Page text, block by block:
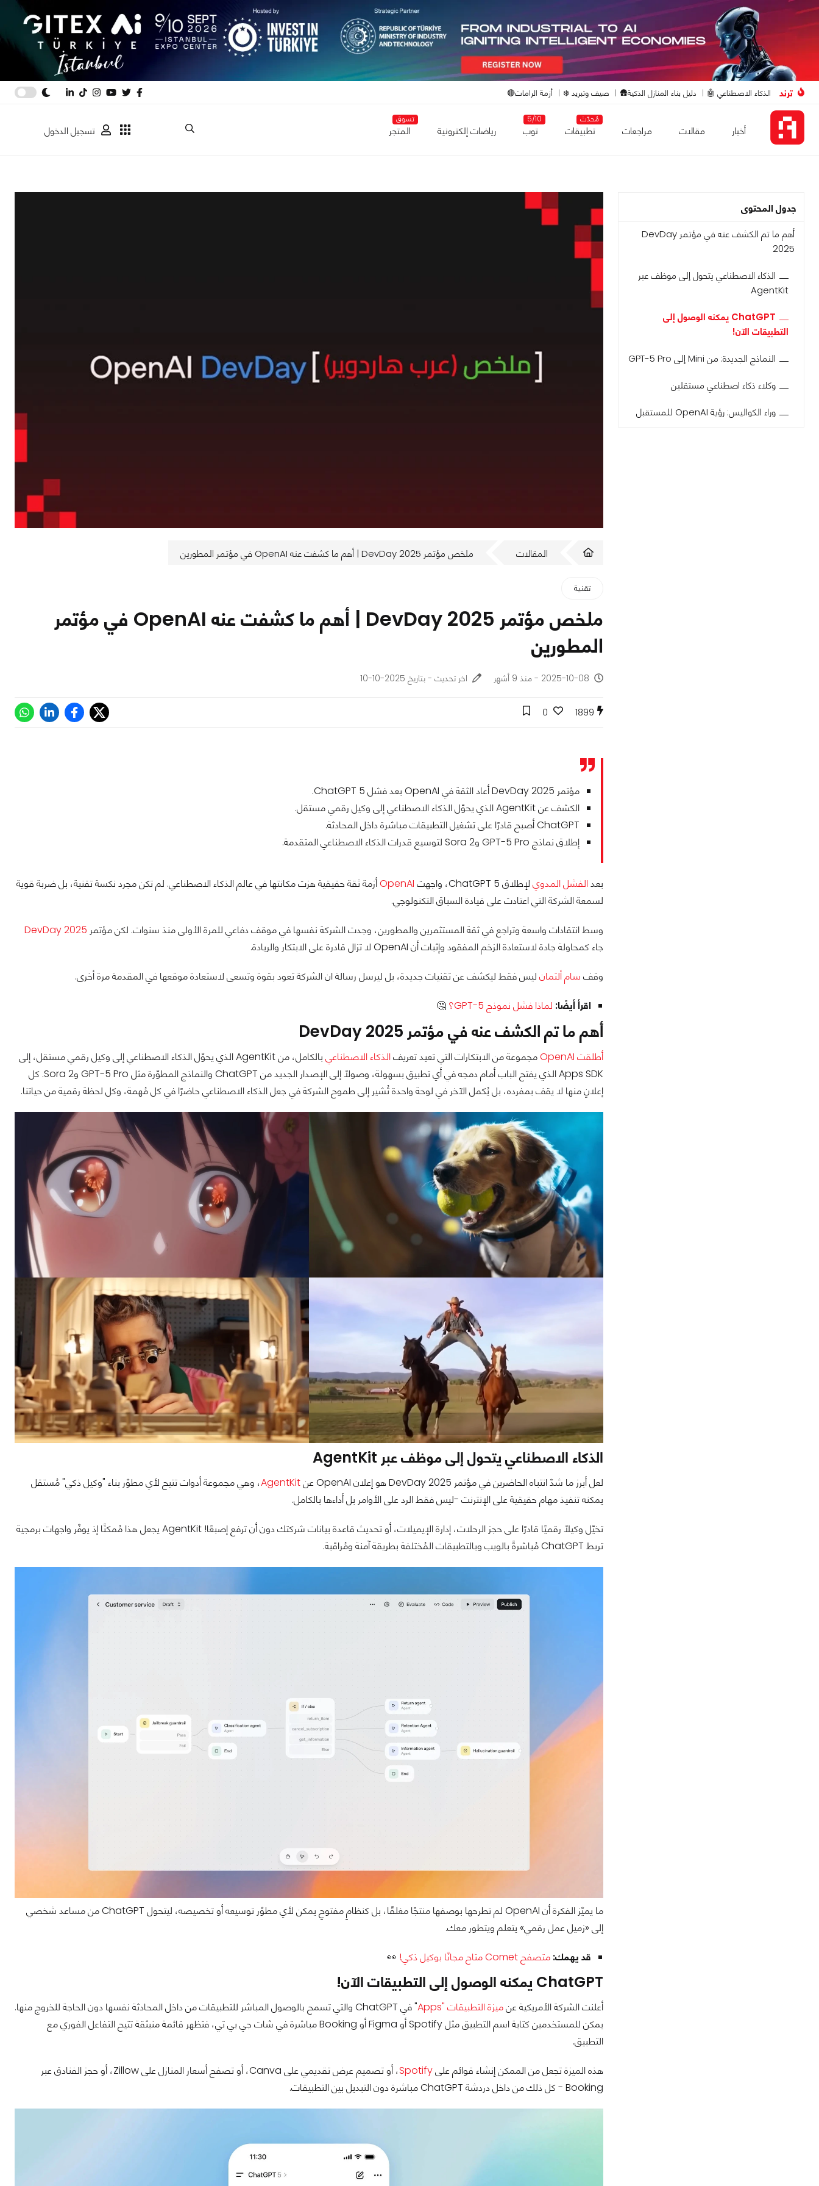
ترند الذكاء الاصطناعي 🤖 دليل بناء المنازل الذكية🛖 صيف وتبريد ❄️ أزمة الرامات🔴
أخبار مقالات مراجعات
مُحدّث
تطبيقات
5/10
توب رياضات إلكترونية
تسوق
المتجر تسجيل الدخول
جدول المحتوى
أهم ما تم الكشف عنه في مؤتمر DevDay
2025
الذكاء الاصطناعي يتحول إلى موظف عبر
AgentKit
ChatGPT يمكنه الوصول إلى
التطبيقات الآن!
النماذج الجديدة: من Mini إلى GPT-5 Pro
وكلاء ذكاء اصطناعي مستقلين
وراء الكواليس: رؤية OpenAI للمستقبل
المقالات ملخص مؤتمر DevDay 2025 | أهم ما كشفت عنه OpenAI في مؤتمر المطورين
تقنية
ملخص مؤتمر DevDay 2025 | أهم ما كشفت عنه OpenAI في مؤتمر
المطورين
2025-10-08 - منذ 9 أشهر اخر تحديث - بتاريخ 2025-10-10
1899
0
مؤتمر DevDay 2025 أعاد الثقة في OpenAI بعد فشل ChatGPT 5.
الكشف عن AgentKit الذي يحوّل الذكاء الاصطناعي إلى وكيل رقمي مستقل.
ChatGPT أصبح قادرًا على تشغيل التطبيقات مباشرة داخل المحادثة.
إطلاق نماذج GPT-5 Pro وSora 2 لتوسيع قدرات الذكاء الاصطناعي المتقدمة.
بعدالفشل المدوي لإطلاق ChatGPT 5، واجهت
أزمة ثقة حقيقية هزت مكانتها في عالم الذكاء الاصطناعي. لم تكن مجرد نكسة تقنية، بل ضربة قوية
لسمعة الشركة التي اعتادت على قيادة السباق التكنولوجي.
وسط انتقادات واسعة وتراجع في ثقة المستثمرين والمطورين، وجدت الشركة نفسها في موقف دفاعي للمرة الأولى منذ سنوات. لكن مؤتمر DevDay 2025
جاء كمحاولة جادة لاستعادة الزخم المفقود وإثبات أن OpenAI لا تزال قادرة على الابتكار والريادة.
وقف سام ألتمان ليس فقط ليكشف عن تقنيات جديدة، بل ليرسل رسالة ان الشركة تعود بقوة وتسعى لاستعادة موقعها في المقدمة مرة أخرى.
اقرأ أيضًا: لماذا فشل نموذج GPT-5؟ 🤔
أهم ما تم الكشف عنه في مؤتمر DevDay 2025
أطلقت OpenAI مجموعة من الابتكارات التي تعيد تعريفالذكاء الاصطناعي
بالكامل، من AgentKit الذي يحوّل الذكاء الاصطناعي إلى وكيل رقمي مستقل، إلى
Apps SDK الذي يفتح الباب أمام دمجه في أي تطبيق بسهولة، وصولًا إلى الإصدار الجديد من ChatGPT والنماذج المطوّرة مثل GPT-5 Pro وSora 2. كل
إعلانٍ منها لا يقف بمفرده، بل يُكمل الآخر في لوحة واحدة تُشير إلى طموح الشركة في جعل الذكاء الاصطناعي حاضرًا في كل مُهمة، وكل لحظة رقمية من حياتنا.
الذكاء الاصطناعي يتحول إلى موظف عبر AgentKit
لعل أبرز ما شدّ انتباه الحاضرين في مؤتمر DevDay 2025 هو إعلان OpenAI عن AgentKit، وهي مجموعة أدوات تتيح لأي مطوّر بناء "وكيل ذكي" مُستقل
يمكنه تنفيذ مهام حقيقية على الإنترنت -ليس فقط الرد على الأوامر بل أداءها بالكامل.
تخيّل وكيلًا رقميًا قادرًا على حجز الرحلات، إدارة الإيميلات، أو تحديث قاعدة بيانات شركتك دون أن ترفع إصبعًا! AgentKit يجعل هذا مُمكنًا إذ يوفّر واجهات برمجية
تربط ChatGPT مُباشرةً بالويب وبالتطبيقات المُختلفة بطريقة آمنة ومُراقَبة.
ما يميّز الفكرة أن OpenAI لم تطرحها بوصفها منتجًا مغلقًا، بل كنظامٍ مفتوحٍ يمكن لأي مطوّر توسيعه أو تخصيصه، ليتحول ChatGPT من مساعد شخصي
إلى «زميل عمل رقمي» يتعلم ويتطور معك.
قد يهمك: متصفح Comet متاح مجانًا بوكيل ذكي! 👀
ChatGPT يمكنه الوصول إلى التطبيقات الآن!
أعلنت الشركة الأمريكية عنميزة التطبيقات "Apps
" في ChatGPT والتي تسمح بالوصول المباشر للتطبيقات من داخل المحادثة نفسها دون الحاجة للخروج منها.
يمكن للمستخدمين كتابة اسم التطبيق مثل Spotify أو Figma أو Booking مباشرة في شات جي بي تي، فتظهر قائمة منبثقة تتيح التفاعل الفوري مع
التطبيق.
هذه الميزة تجعل من الممكن إنشاء قوائم علىSpotify
، أو تصميم عرض تقديمي على Canva، أو تصفح أسعار المنازل على Zillow، أو حجز الفنادق عبر
Booking - كل ذلك من داخل دردشة ChatGPT مباشرة دون التبديل بين التطبيقات.